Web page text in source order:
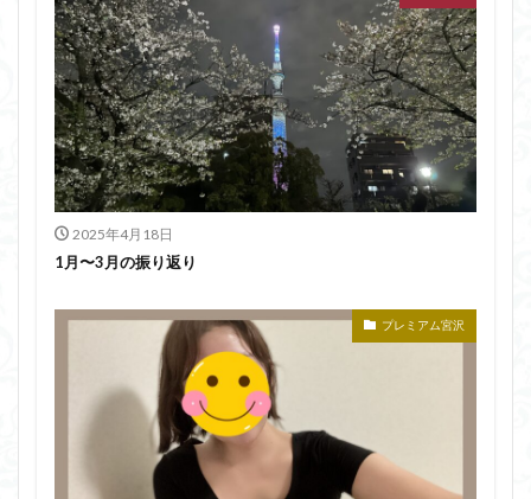
2025年4月18日
1月〜3月の振り返り
プレミアム宮沢